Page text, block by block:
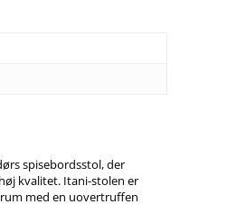
spisebordsstol, der
kvalitet. Itani-stolen er
med en uovertruffen